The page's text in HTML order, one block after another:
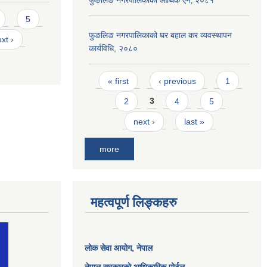
5
›
फुङलिङ नगरपालिकाको घर बहाल कर व्यवस्थापन
कार्यविधि, २०८०
Pages
« first ‹ previous 1
2 3 4 5
next › last »
more
महत्वपूर्ण लिङ्कहरु
लोक सेवा आयोग, नेपाल